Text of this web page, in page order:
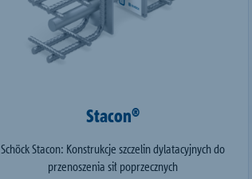
Stacon®
Schöck Stacon: Konstrukcje szczelin dylatacyjnych do
przenoszenia sił poprzecznych